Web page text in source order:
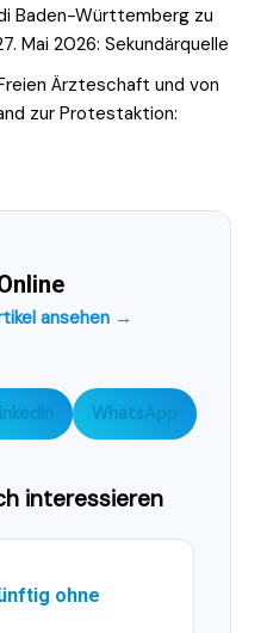
Baden-Württemberg zu
Mai 2026: Sekundärquelle
Ärzteschaft und von
zur Protestaktion:
ansehen →
WhatsApp
interessieren
ohne